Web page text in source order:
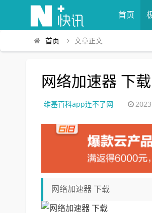
首页
首页 文章正文
网络加速器 下载
维基百科app连不了网
网络加速器 下载